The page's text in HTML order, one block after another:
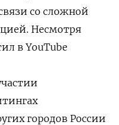
со сложной
Несмотря
в YouTube
городов России